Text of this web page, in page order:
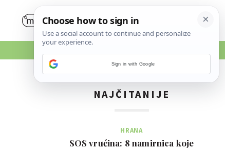
NAJČITANIJE
HRANA
SOS vrućina: 8 namirnica koje
Sign in with Google